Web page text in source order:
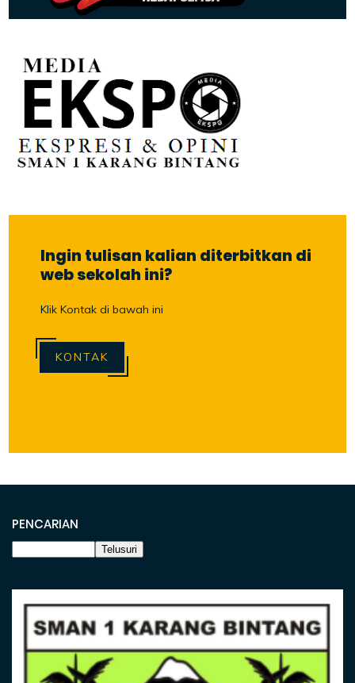
Ingin tulisan kalian diterbitkan di
web sekolah ini?
Klik Kontak di bawah ini
KONTAK
PENCARIAN